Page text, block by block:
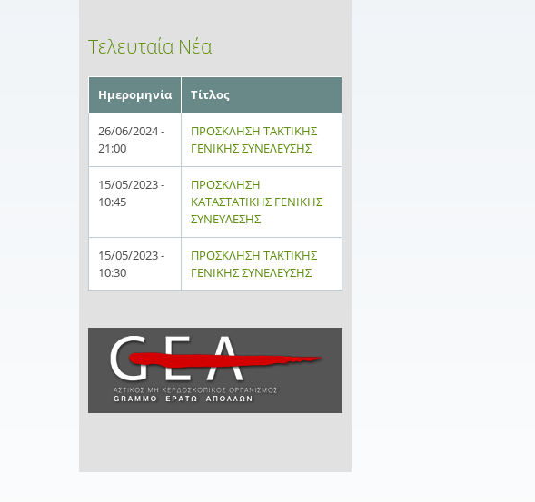
Τελευταία Νέα
Ημερομηνία Τίτλος
26/06/2024 -
21:00
ΠΡΟΣΚΛΗΣΗ ΤΑΚΤΙΚΗΣ
ΓΕΝΙΚΗΣ ΣΥΝΕΛΕΥΣΗΣ
15/05/2023 -
10:45
ΠΡΟΣΚΛΗΣΗ
ΚΑΤΑΣΤΑΤΙΚΗΣ ΓΕΝΙΚΗΣ
ΣΥΝΕΥΛΕΣΗΣ
15/05/2023 -
10:30
ΠΡΟΣΚΛΗΣΗ ΤΑΚΤΙΚΗΣ
ΓΕΝΙΚΗΣ ΣΥΝΕΛΕΥΣΗΣ